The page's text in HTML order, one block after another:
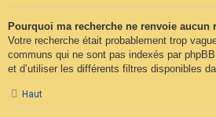
Pourquoi ma recherche ne renvoie aucun
Votre recherche était probablement trop
communs qui ne sont pas indexés par
et d’utiliser les différents filtres disponibles
Haut